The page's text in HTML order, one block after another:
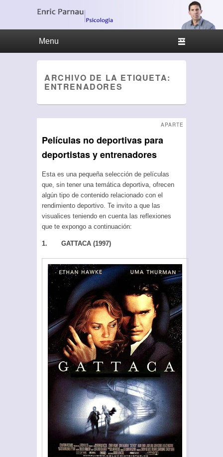
ARCHIVO DE LA ETIQUETA:
ENTRENADORES
APARTE
Películas no deportivas para
deportistas y entrenadores
Esta es una pequeña selección de películas
que, sin tener una temática deportiva, ofrecen
algún tipo de contenido relacionado con el
rendimiento deportivo. Te invito a que las
visualices teniendo en cuenta las reflexiones
que te expongo a continuación:
1. GATTACA (1997)